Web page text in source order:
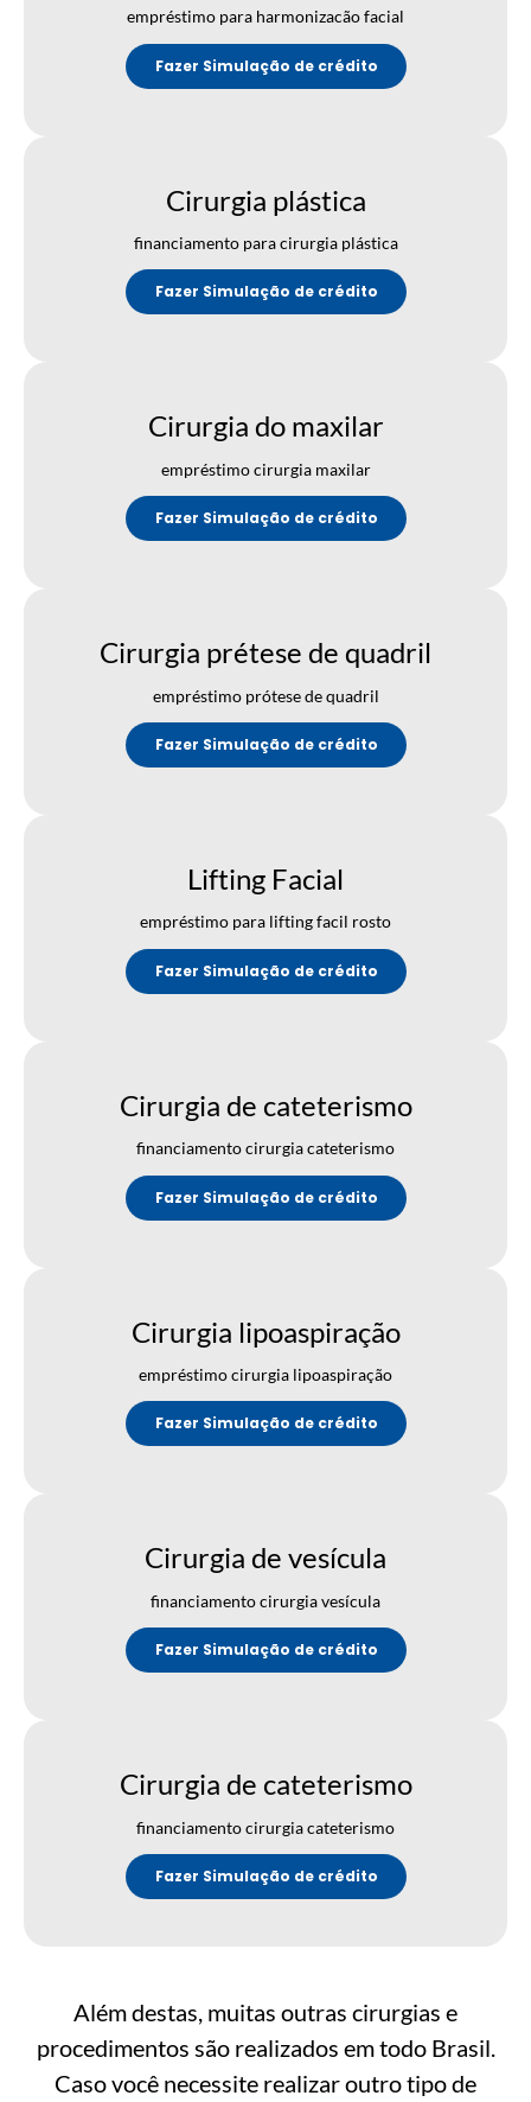
empréstimo para harmonizacão facial
Fazer Simulação de crédito
Cirurgia plástica
financiamento para cirurgia plástica
Fazer Simulação de crédito
Cirurgia do maxilar
empréstimo cirurgia maxilar
Fazer Simulação de crédito
Cirurgia prétese de quadril
empréstimo prótese de quadril
Fazer Simulação de crédito
Lifting Facial
empréstimo para lifting facil rosto
Fazer Simulação de crédito
Cirurgia de cateterismo
financiamento cirurgia cateterismo
Fazer Simulação de crédito
Cirurgia lipoaspiração
empréstimo cirurgia lipoaspiração
Fazer Simulação de crédito
Cirurgia de vesícula
financiamento cirurgia vesícula
Fazer Simulação de crédito
Cirurgia de cateterismo
financiamento cirurgia cateterismo
Fazer Simulação de crédito
Além destas, muitas outras cirurgias e
procedimentos são realizados em todo Brasil.
Caso você necessite realizar outro tipo de